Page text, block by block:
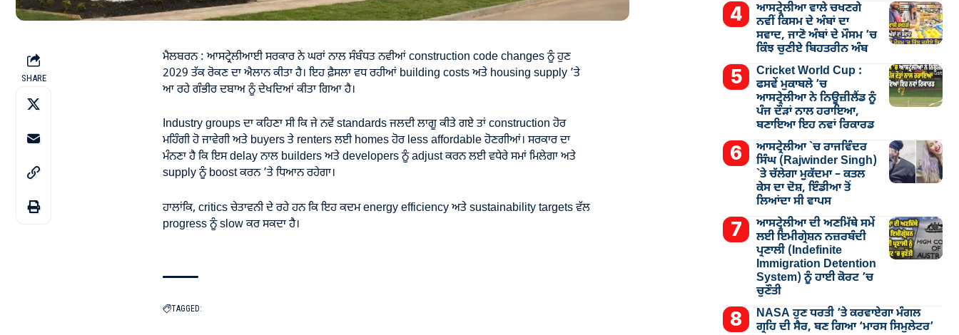
SHARE
ਮੈਲਬਰਨ : ਆਸਟ੍ਰੇਲੀਆਈ ਸਰਕਾਰ ਨੇ ਘਰਾਂ ਨਾਲ ਸੰਬੰਧਤ ਨਵੀਆਂ construction code changes ਨੂੰ ਹੁਣ
2029 ਤੱਕ ਰੋਕਣ ਦਾ ਐਲਾਨ ਕੀਤਾ ਹੈ। ਇਹ ਫ਼ੈਸਲਾ ਵਧ ਰਹੀਆਂ building costs ਅਤੇ housing supply ’ਤੇ
ਆ ਰਹੇ ਗੰਭੀਰ ਦਬਾਅ ਨੂੰ ਦੇਖਦਿਆਂ ਕੀਤਾ ਗਿਆ ਹੈ।
Industry groups ਦਾ ਕਹਿਣਾ ਸੀ ਕਿ ਜੇ ਨਵੇਂ standards ਜਲਦੀ ਲਾਗੂ ਕੀਤੇ ਗਏ ਤਾਂ construction ਹੋਰ
ਮਹਿੰਗੀ ਹੋ ਜਾਵੇਗੀ ਅਤੇ buyers ਤੇ renters ਲਈ homes ਹੋਰ less affordable ਹੋਣਗੀਆਂ। ਸਰਕਾਰ ਦਾ
ਮੰਨਣਾ ਹੈ ਕਿ ਇਸ delay ਨਾਲ builders ਅਤੇ developers ਨੂੰ adjust ਕਰਨ ਲਈ ਵਧੇਰੇ ਸਮਾਂ ਮਿਲੇਗਾ ਅਤੇ
supply ਨੂੰ boost ਕਰਨ ’ਤੇ ਧਿਆਨ ਰਹੇਗਾ।
ਹਾਲਾਂਕਿ, critics ਚੇਤਾਵਨੀ ਦੇ ਰਹੇ ਹਨ ਕਿ ਇਹ ਕਦਮ energy efficiency ਅਤੇ sustainability targets ਵੱਲ
progress ਨੂੰ slow ਕਰ ਸਕਦਾ ਹੈ।
TAGGED:
ਆਸਟ੍ਰੇਲੀਆ ਵਾਲੇ ਚਖਣਗੇ
ਨਵੀਂ ਕਿਸਮ ਦੇ ਅੰਬਾਂ ਦਾ
ਸਵਾਦ, ਜਾਣੋ ਅੰਬਾਂ ਦੇ ਮੌਸਮ ’ਚ
ਕਿੰਝ ਚੁਣੀਏ ਬਿਹਤਰੀਨ ਅੰਬ
Cricket World Cup :
ਫਸਵੇਂ ਮੁਕਾਬਲੇ ’ਚ
ਆਸਟ੍ਰੇਲੀਆ ਨੇ ਨਿਊਜ਼ੀਲੈਂਡ ਨੂੰ
ਪੰਜ ਦੌੜਾਂ ਨਾਲ ਹਰਾਇਆ,
ਬਣਾਇਆ ਇਹ ਨਵਾਂ ਰਿਕਾਰਡ
ਆਸਟ੍ਰੇਲੀਆ `ਚ ਰਾਜਵਿੰਦਰ
ਸਿੰਘ (Rajwinder Singh)
`ਤੇ ਚੱਲੇਗਾ ਮੁੁਕੱਦਮਾ – ਕਤਲ
ਕੇਸ ਦਾ ਦੋਸ਼, ਇੰਡੀਆ ਤੋਂ
ਲਿਆਂਦਾ ਸੀ ਵਾਪਸ
ਆਸਟ੍ਰੇਲੀਆ ਦੀ ਅਣਮਿੱਥੇ ਸਮੇਂ
ਲਈ ਇਮੀਗ੍ਰੇਸ਼ਨ ਨਜ਼ਰਬੰਦੀ
ਪ੍ਰਣਾਲੀ (Indefinite
Immigration Detention
System) ਨੂੰ ਹਾਈ ਕੋਰਟ ’ਚ
ਚੁਣੌਤੀ
NASA ਹੁਣ ਧਰਤੀ ’ਤੇ ਕਰਵਾਏਗਾ ਮੰਗਲ
ਗ੍ਰਹਿ ਦੀ ਸੈਰ, ਬਣ ਗਿਆ ‘ਮਾਰਸ ਸਿਮੁਲੇਟਰ’